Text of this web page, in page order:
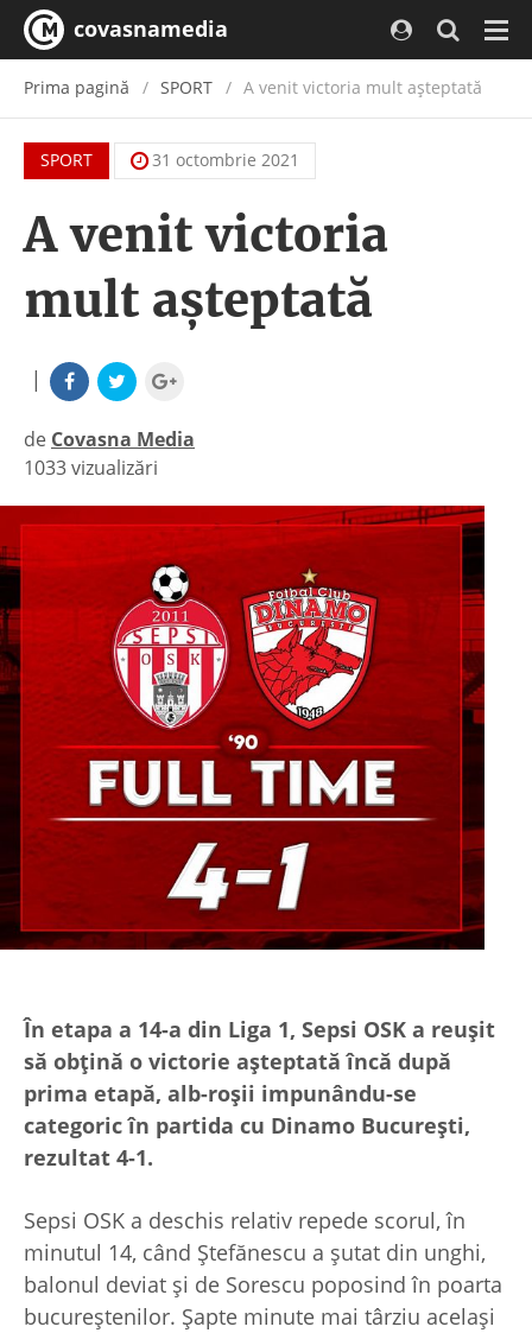
covasnamedia
Prima pagină SPORT A venit victoria mult așteptată
SPORT 31 octombrie 2021
A venit victoria
mult așteptată
|
de Covasna Media
|
1033 vizualizări
În etapa a 14-a din Liga 1, Sepsi OSK a reușit
să obțină o victorie așteptată încă după
prima etapă, alb-roșii impunându-se
categoric în partida cu Dinamo București,
rezultat 4-1.
Sepsi OSK a deschis relativ repede scorul, în
minutul 14, când Ștefănescu a șutat din unghi,
balonul deviat și de Sorescu poposind în poarta
bucureștenilor. Șapte minute mai târziu același